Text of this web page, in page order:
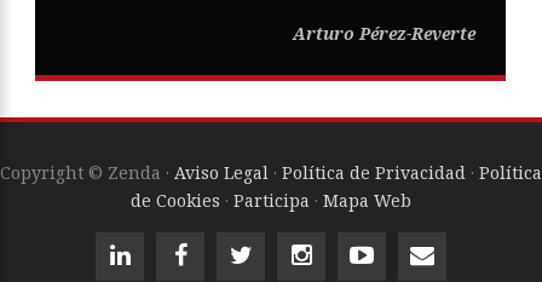
Arturo Pérez-Reverte
Copyright © Zenda · Aviso Legal · Política de Privacidad · Política
de Cookies · Participa · Mapa Web